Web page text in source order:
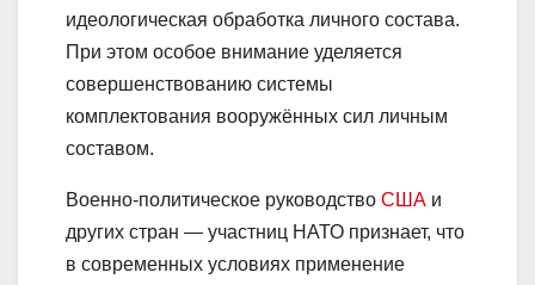
идеологическая обработка личного состава.
При этом особое внимание уделяется
совершенствованию системы
комплектования вооружённых сил личным
составом.
Военно-политическое руководство США и
других стран — участниц НАТО признает, что
в современных условиях применение